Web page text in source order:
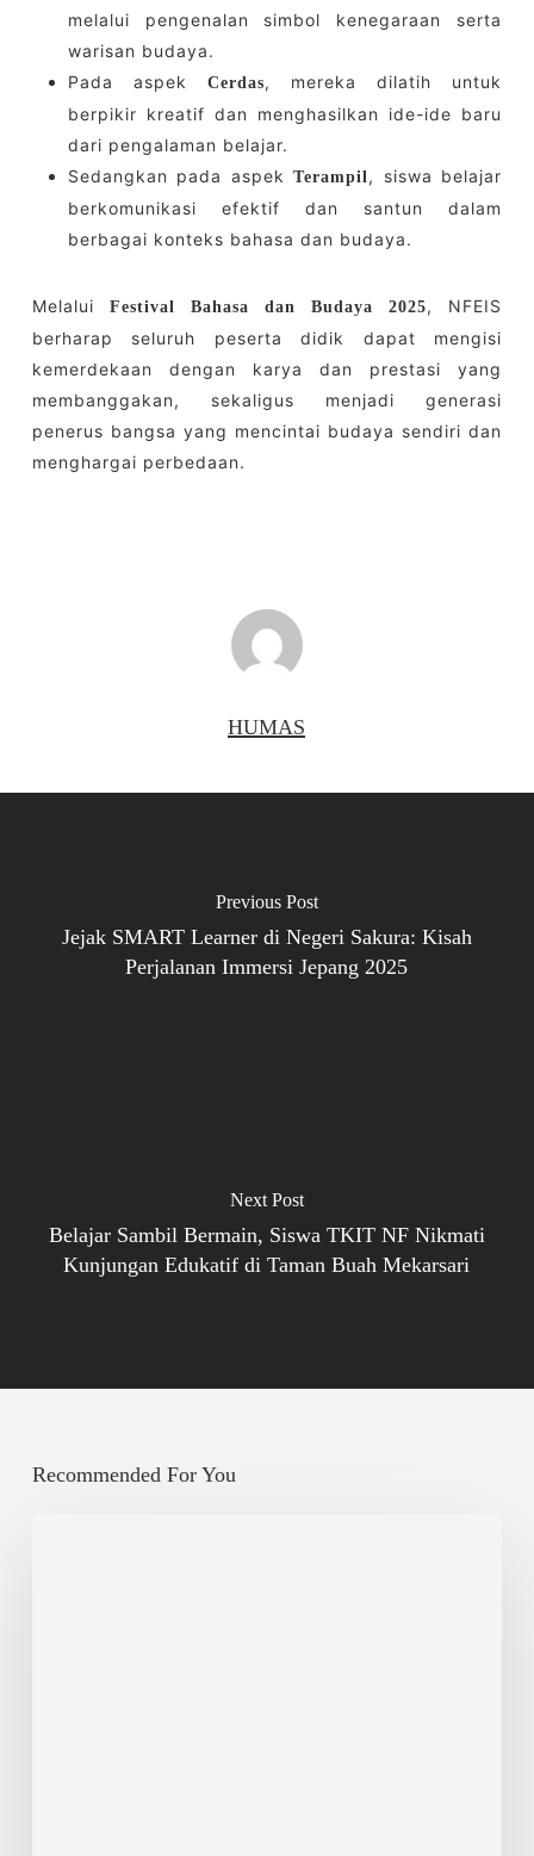
melalui pengenalan simbol kenegaraan serta
warisan budaya.
Pada aspek Cerdas, mereka dilatih untuk
berpikir kreatif dan menghasilkan ide-ide baru
dari pengalaman belajar.
Sedangkan pada aspekTerampil, siswa belajar
berkomunikasi efektif dan santun dalam
berbagai konteks bahasa dan budaya.
Melalui Festival Bahasa dan Budaya 2025, NFEIS
berharap seluruh peserta didik dapat mengisi
kemerdekaan dengan karya dan prestasi yang
membanggakan, sekaligus menjadi generasi
penerus bangsa yang mencintai budaya sendiri dan
menghargai perbedaan.
HUMAS
Previous Post
Jejak SMART Learner di Negeri Sakura: Kisah
Perjalanan Immersi Jepang 2025
Next Post
Belajar Sambil Bermain, Siswa TKIT NF Nikmati
Kunjungan Edukatif di Taman Buah Mekarsari
Recommended For You